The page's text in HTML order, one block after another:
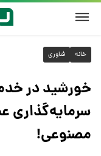
خانه فناوری
خورشید در
سرمایه‌گذاری
مصنوعی!